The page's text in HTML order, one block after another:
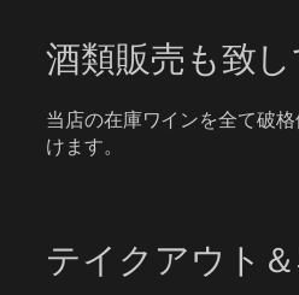
酒類販売も致
当店の在庫ワインを全て破
けます。
テイクアウト